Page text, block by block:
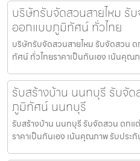
บริษัทรับจัดสวนสายไหม รั
ออกแบบภูมิทัศน์ ทั่วไทย
บริษัทรับจัดสวนสายไหม รับจัดสวน
ทัศน์ ทั่วไทยราคาเป็นกันเอง เน้นคุณ
รับสร้างบ้าน นนทบุรี รับจั
ภูมิทัศน์ นนทบุรี
รับสร้างบ้าน นนทบุรี รับจัดสวน ตก
ราคาเป็นกันเอง เน้นคุณภาพ รับประ